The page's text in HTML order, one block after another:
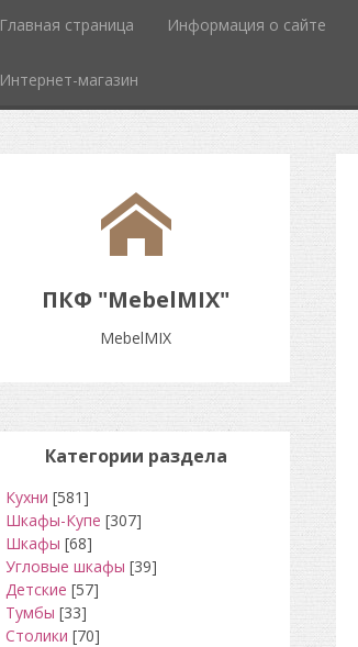
Главная страница Информация о сайте
Интернет-магазин
ПКФ "MebelMIX"
MebelMIX
Категории раздела
Кухни [581]
Шкафы-Купе [307]
Шкафы [68]
Угловые шкафы [39]
Детские [57]
Тумбы [33]
Столики [70]